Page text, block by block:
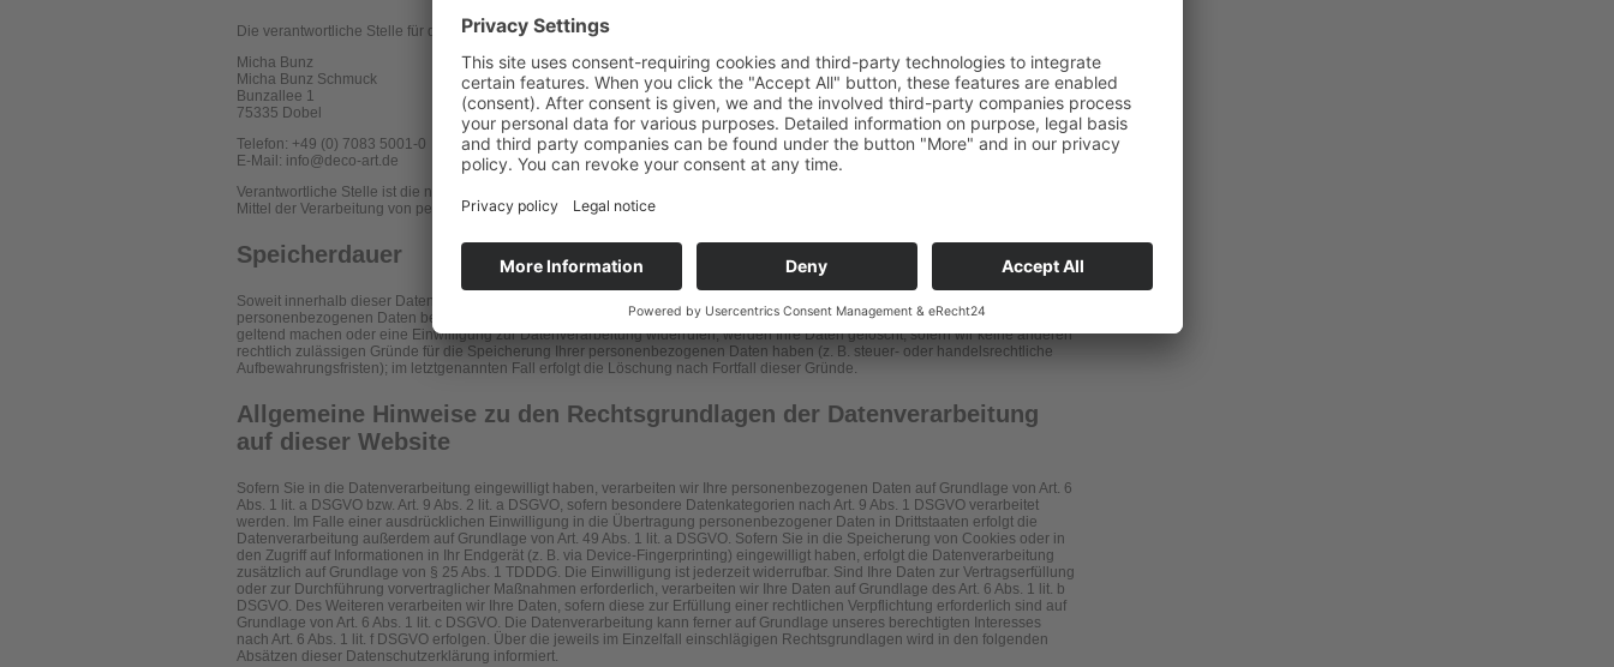
Die verantwortliche Stelle für die Datenverarbeitung auf dieser Website ist:
Micha Bunz
Micha Bunz Schmuck
Bunzallee 1
75335 Dobel
Telefon: +49 (0) 7083 5001-0
E-Mail: info@deco-art.de
Verantwortliche Stelle ist die natürliche oder juristische Person, die allein oder gemeinsam mit anderen über die Zwecke und
Mittel der Verarbeitung von personenbezogenen Daten (z. B. Namen, E-Mail-Adressen o. Ä.) entscheidet.
Speicherdauer
Soweit innerhalb dieser Datenschutzerklärung keine speziellere Speicherdauer genannt wurde, verbleiben Ihre
personenbezogenen Daten bei uns, bis der Zweck für die Datenverarbeitung entfällt. Wenn Sie ein berechtigtes Löschersuchen
geltend machen oder eine Einwilligung zur Datenverarbeitung widerrufen, werden Ihre Daten gelöscht, sofern wir keine anderen
rechtlich zulässigen Gründe für die Speicherung Ihrer personenbezogenen Daten haben (z. B. steuer- oder handelsrechtliche
Aufbewahrungsfristen); im letztgenannten Fall erfolgt die Löschung nach Fortfall dieser Gründe.
Allgemeine Hinweise zu den Rechtsgrundlagen der Datenverarbeitung
auf dieser Website
Sofern Sie in die Datenverarbeitung eingewilligt haben, verarbeiten wir Ihre personenbezogenen Daten auf Grundlage von Art. 6
Abs. 1 lit. a DSGVO bzw. Art. 9 Abs. 2 lit. a DSGVO, sofern besondere Datenkategorien nach Art. 9 Abs. 1 DSGVO verarbeitet
werden. Im Falle einer ausdrücklichen Einwilligung in die Übertragung personenbezogener Daten in Drittstaaten erfolgt die
Datenverarbeitung außerdem auf Grundlage von Art. 49 Abs. 1 lit. a DSGVO. Sofern Sie in die Speicherung von Cookies oder in
den Zugriff auf Informationen in Ihr Endgerät (z. B. via Device-Fingerprinting) eingewilligt haben, erfolgt die Datenverarbeitung
zusätzlich auf Grundlage von § 25 Abs. 1 TDDDG. Die Einwilligung ist jederzeit widerrufbar. Sind Ihre Daten zur Vertragserfüllung
oder zur Durchführung vorvertraglicher Maßnahmen erforderlich, verarbeiten wir Ihre Daten auf Grundlage des Art. 6 Abs. 1 lit. b
DSGVO. Des Weiteren verarbeiten wir Ihre Daten, sofern diese zur Erfüllung einer rechtlichen Verpflichtung erforderlich sind auf
Grundlage von Art. 6 Abs. 1 lit. c DSGVO. Die Datenverarbeitung kann ferner auf Grundlage unseres berechtigten Interesses
nach Art. 6 Abs. 1 lit. f DSGVO erfolgen. Über die jeweils im Einzelfall einschlägigen Rechtsgrundlagen wird in den folgenden
Absätzen dieser Datenschutzerklärung informiert.